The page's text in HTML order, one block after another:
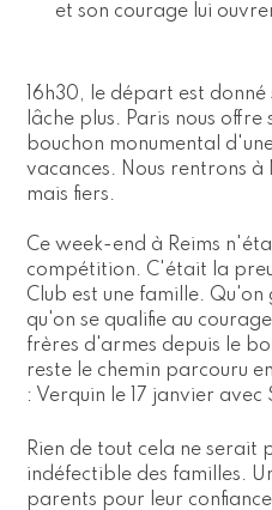
et son courage lui
16h30, le départ est donné
lâche plus. Paris nous offre
bouchon monumental
vacances. Nous rentrons à
mais fiers.
Ce week-end à Reims
compétition. C'était la
Club est une famille. Qu'on
qu'on se qualifie au
frères d'armes depuis le
reste le chemin parcouru
: Verquin le 17 janvier avec
Rien de tout cela ne serait
indéfectible des familles.
parents pour leur